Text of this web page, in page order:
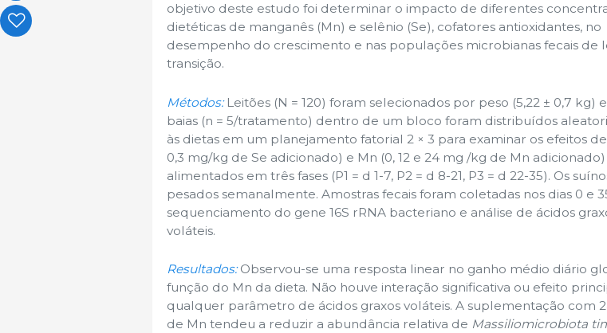
objetivo deste estudo foi determinar o impacto de diferentes
dietéticas de manganês (Mn) e selênio (Se), cofatores antioxidantes, no
desempenho do crescimento e nas populações microbianas fecais de
transição.
Métodos:Leitões (N = 120) foram selecionados por peso (5,22 ± 0,7 kg) e
baias (n = 5/tratamento) dentro de um bloco foram distribuídos
às dietas em um planejamento fatorial 2 × 3 para examinar os efeitos de
0,3 mg/kg de Se adicionado) e Mn (0, 12 e 24 mg /kg de Mn
alimentados em três fases (P1 = d 1-7, P2 = d 8-21, P3 = d 22-35). Os
pesados ​​semanalmente. Amostras fecais foram coletadas nos dias 0 e
sequenciamento do gene 16S rRNA bacteriano e análise de ácidos
voláteis.
Resultados:Observou-se uma resposta linear no ganho médio diário
função do Mn da dieta. Não houve interação significativa ou efeito
qualquer parâmetro de ácidos graxos voláteis. A suplementação com
de Mn tendeu a reduzir a abundância relativa de Massiliomicrobiota